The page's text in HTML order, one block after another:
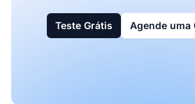
Teste Grátis Agende uma